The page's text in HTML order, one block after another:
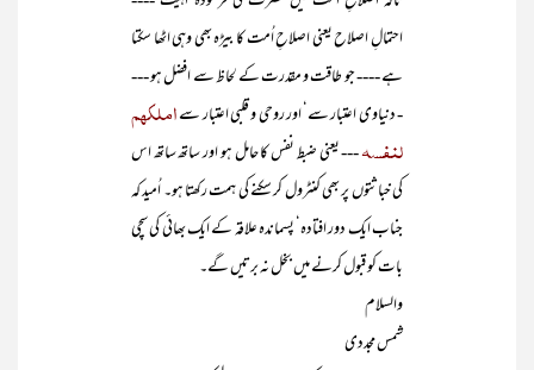
احتمالِ اصلاح یعنی اصلاحِ اُمت کا بیڑہ بھی وہی اٹھا سکتا
ہے ---- جو طاقت و مقدرت کے لحاظ سے افضل ہو ---
- دنیاوی اعتبار سے‘ اور روحی و قلبی اعتبار سےاملکھم
لنفسہ--- یعنی ضبط نفس کا حامل ہو اور ساتھ ساتھ اس
کی خباثتوں پر بھی کنٹرول کر سکنے کی ہمت رکھتا ہو۔ اُمید کہ
جناب ایک دور افتادہ‘ پسماندہ علاقہ کے ایک بھائی کی سچی
بات کو قبول کرنے میں بخل نہ برتیں گے۔
والسلام
شمس مجددی